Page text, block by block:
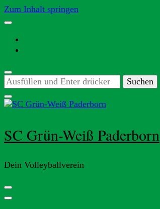
Zum Inhalt springen
Suchst
du
nach
etwas?
SC Grün-Weiß Paderborn
Dein Volleyballverein